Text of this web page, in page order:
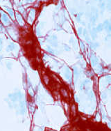
Ваш e-mail:*